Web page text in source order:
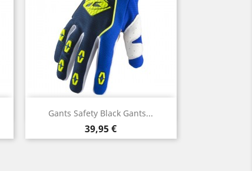
Gants Safety Black Gants...
Prix
39,95 €
Aperçu rapide